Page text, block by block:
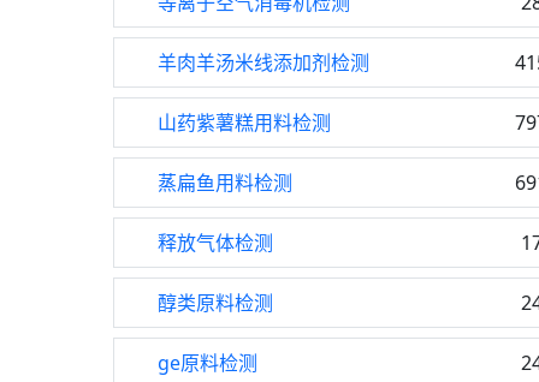
羊肉羊汤米线添加剂检测
山药紫薯糕用料检测
蒸扁鱼用料检测
释放气体检测
醇类原料检测
ge原料检测